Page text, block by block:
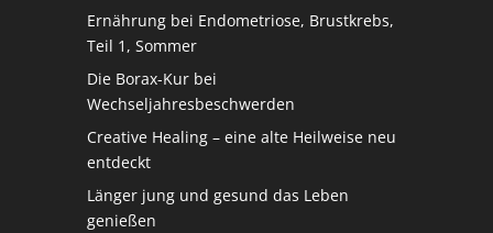
Ernährung bei Endometriose, Brustkrebs,
Teil 1, Sommer
Die Borax-Kur bei
Wechseljahresbeschwerden
Creative Healing – eine alte Heilweise neu
entdeckt
Länger jung und gesund das Leben
genießen